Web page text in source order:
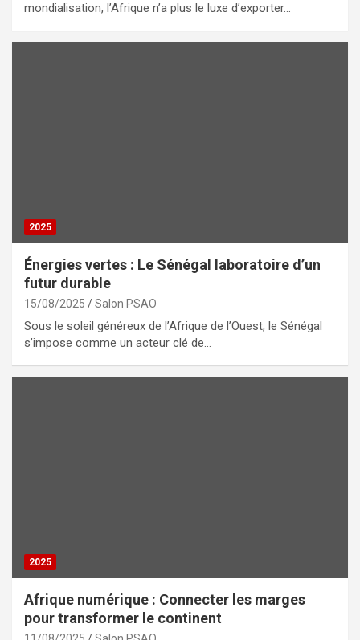
mondialisation, l’Afrique n’a plus le luxe d’exporter…
2025
Énergies vertes : Le Sénégal laboratoire d’un
futur durable
15/08/2025 Salon PSAO
Sous le soleil généreux de l’Afrique de l’Ouest, le Sénégal
s’impose comme un acteur clé de…
2025
Afrique numérique : Connecter les marges
pour transformer le continent